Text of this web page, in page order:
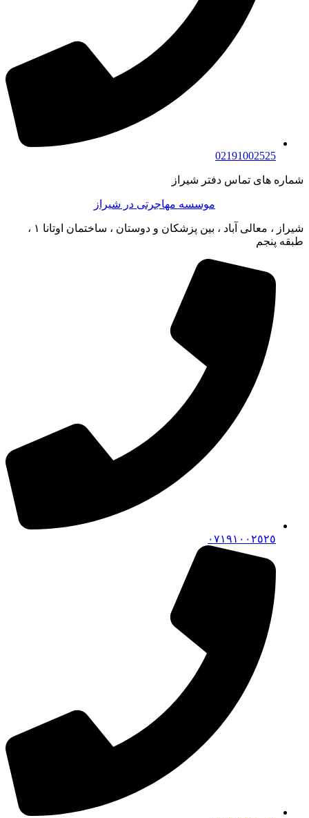
02191002525
شماره های تماس دفتر شیراز
موسسه مهاجرتی در شیراز
شیراز ، معالی آباد ، بین پزشکان و دوستان ، ساختمان اوتانا ۱ ،
طبقه پنجم
٠٧١٩١٠٠٢٥٢٥